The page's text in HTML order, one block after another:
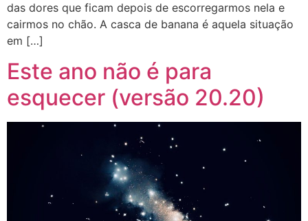
das dores que ficam depois de escorregarmos nela e
cairmos no chão. A casca de banana é aquela situação
em […]
Este ano não é para
esquecer (versão 20.20)